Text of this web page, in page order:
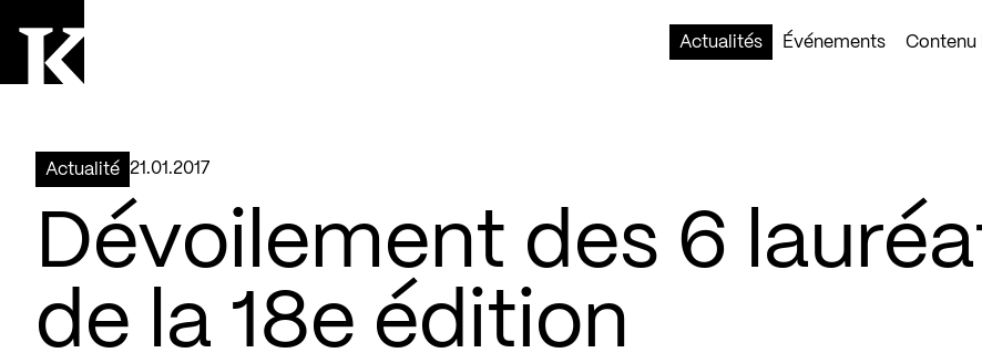
Actualités
Événements
Actualité 21.01.2017
Dévoilement des 6
de la 18e édition